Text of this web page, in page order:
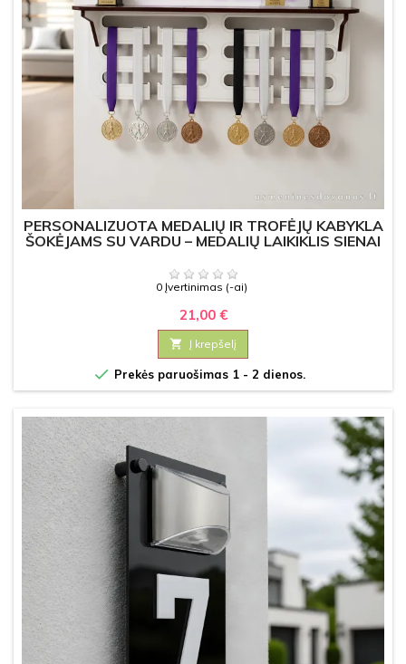
PERSONALIZUOTA MEDALIŲ IR TROFĖJŲ KABYKLA
ŠOKĖJAMS SU VARDU – MEDALIŲ LAIKIKLIS SIENAI
0 Įvertinimas (-ai)
21,00 €
 Į krepšelį
 Prekės paruošimas 1 - 2 dienos.